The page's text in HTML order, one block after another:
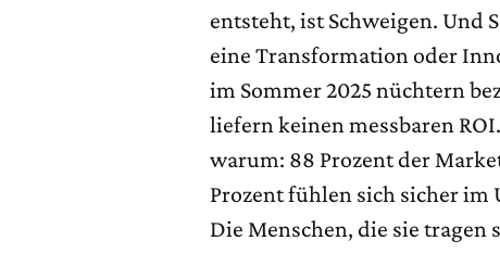
entsteht, ist Schweigen. Und
eine Transformation oder
im Sommer 2025 nüchtern
liefern keinen messbaren
warum: 88 Prozent der
Prozent fühlen sich sicher im
Die Menschen, die sie tragen